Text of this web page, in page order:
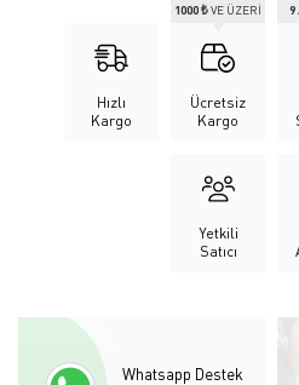
Hızlı
Kargo
Ücretsiz
Kargo
1000 ₺VE ÜZERİ 9
Yetkili
Satıcı
Whatsapp Destek